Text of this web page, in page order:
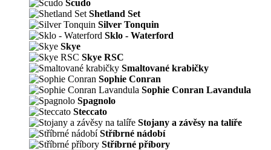
Scudo
Shetland Set
Silver Tonquin
Sklo - Waterford
Skye
Skye RSC
Smaltované krabičky
Sophie Conran
Sophie Conran Lavandula
Spagnolo
Steccato
Stojany a závěsy na talíře
Stříbrné nádobí
Stříbrné příbory